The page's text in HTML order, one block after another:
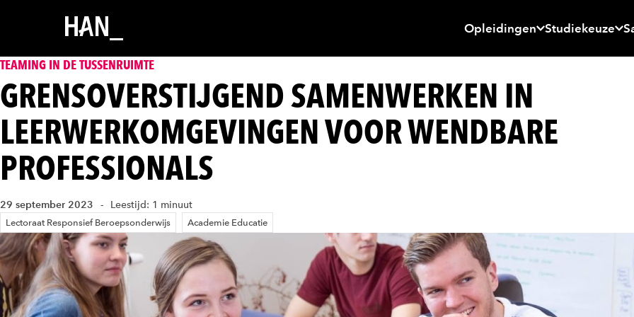
Opleidingen Studiekeuze
TEAMING IN DE TUSSENRUIMTE
GRENSOVERSTIJGEND SAMENWERKEN IN
LEERWERKOMGEVINGEN VOOR WENDBARE
PROFESSIONALS
29 september 2023 Leestijd: 1 minuut
Lectoraat Responsief Beroepsonderwijs Academie Educatie